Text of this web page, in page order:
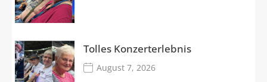
Tolles Konzerterlebnis
August 7, 2026